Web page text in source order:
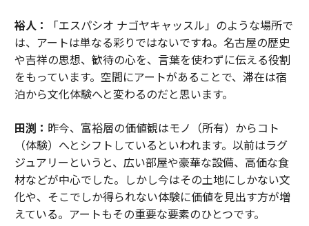
裕人：
「エスパシオ ナゴヤキャッスル」のような場所で
は、アートは単なる彩りではないですね。名古屋の歴史
や吉祥の思想、歓待の心を、言葉を使わずに伝える役割
をもっています。空間にアートがあることで、滞在は宿
泊から文化体験へと変わるのだと思います。
田渕： 昨今、富裕層の価値観はモノ（所有）からコト
（体験）へとシフトしているといわれます。以前はラグ
ジュアリーというと、広い部屋や豪華な設備、高価な食
材などが中心でした。しかし今はその土地にしかない文
化や、そこでしか得られない体験に価値を見出す方が増
えている。アートもその重要な要素のひとつです。